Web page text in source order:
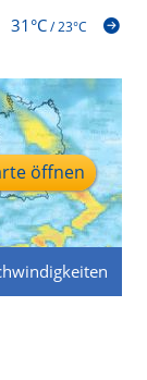
31°C/23°C
öffnen